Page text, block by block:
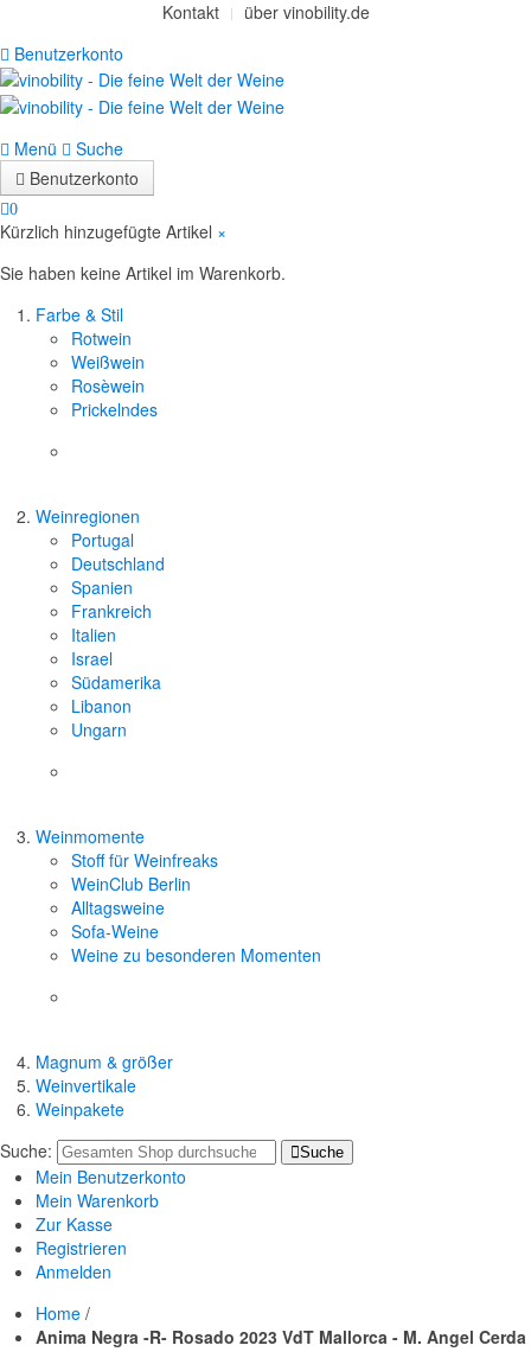
Kontakt
über vinobility.de
Benutzerkonto
Menü
Suche
Benutzerkonto
0
Kürzlich hinzugefügte Artikel ×
Sie haben keine Artikel im Warenkorb.
Farbe & Stil
Rotwein
Weißwein
Rosèwein
Prickelndes
Weinregionen
Portugal
Deutschland
Spanien
Frankreich
Italien
Israel
Südamerika
Libanon
Ungarn
Weinmomente
Stoff für Weinfreaks
WeinClub Berlin
Alltagsweine
Sofa-Weine
Weine zu besonderen Momenten
Magnum & größer
Weinvertikale
Weinpakete
Suche:
Suche
Mein Benutzerkonto
Mein Warenkorb
Zur Kasse
Registrieren
Anmelden
Home /
Anima Negra -R- Rosado 2023 VdT Mallorca - M. Angel Cerda